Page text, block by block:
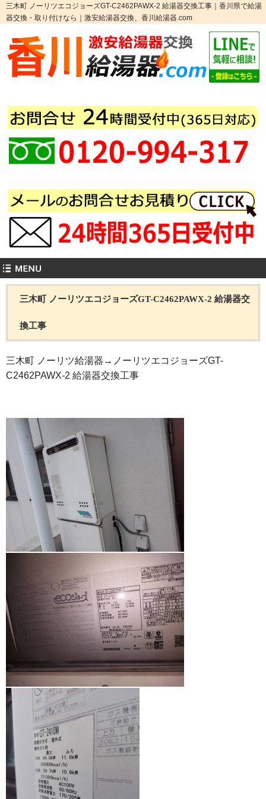
三木町 ノーリツエコジョーズGT-C2462PAWX-2 給湯器交換工事｜香川県で給湯
器交換・取り付けなら｜激安給湯器交換、香川給湯器.com
三木町 ノーリツエコジョーズGT-C2462PAWX-2 給湯器交
換工事
三木町 ノーリツ給湯器→ノーリツエコジョーズGT-
C2462PAWX-2 給湯器交換工事